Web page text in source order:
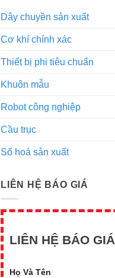
Dây chuyền sản xuất
Cơ khí chính xác
Thiết bị phi tiêu chuẩn
Khuôn mẫu
Robot công nghiệp
Cầu trục
Số hoá sản xuất
LIÊN HỆ BÁO GIÁ
LIÊN HỆ BÁO GIÁ
Họ Và Tên